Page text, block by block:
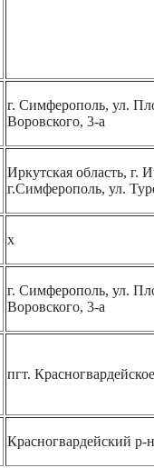
г. Симферополь, ул.
Воровского, 3-а
Иркутская область, г.
г.Симферополь, ул.
х
г. Симферополь, ул.
Воровского, 3-а
пгт.
Красногвардейский р-